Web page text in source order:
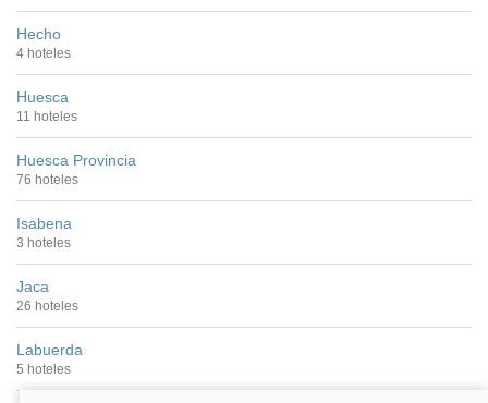
Hecho
4 hoteles
Huesca
11 hoteles
Huesca Provincia
76 hoteles
Isabena
3 hoteles
Jaca
26 hoteles
Labuerda
5 hoteles